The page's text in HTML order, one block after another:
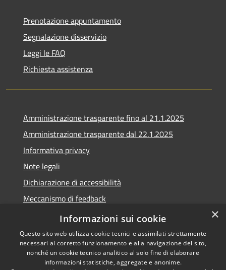
Prenotazione appuntamento
Segnalazione disservizio
Leggi le FAQ
Richiesta assistenza
Amministrazione trasparente fino al 21.1.2025
Amministrazione trasparente dal 22.1.2025
Informativa privacy
Note legali
Dichiarazione di accessibilità
Meccanismo di feedback
Whistleblowing
Copyright © 2020 •
×
Informazioni sui cookie
Questo sito web utilizza cookie tecnici e assimilati strettamente
necessari al corretto funzionamento e alla navigazione del sito,
nonché un cookie tecnico analitico al solo fine di elaborare
informazioni statistiche, aggregate e anonime.